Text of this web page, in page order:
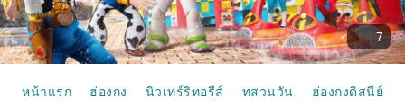
7
หน้าแรก ฮ่องกง นิวเทร์ริทอรีส์ ทสวนวัน ฮ่องกงดิสนีย์แ